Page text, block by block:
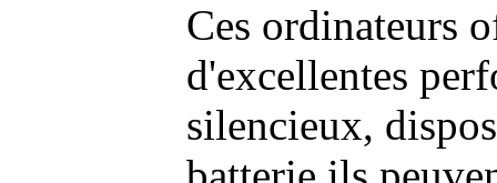
Ces ordinateurs
d'excellentes
silencieux,